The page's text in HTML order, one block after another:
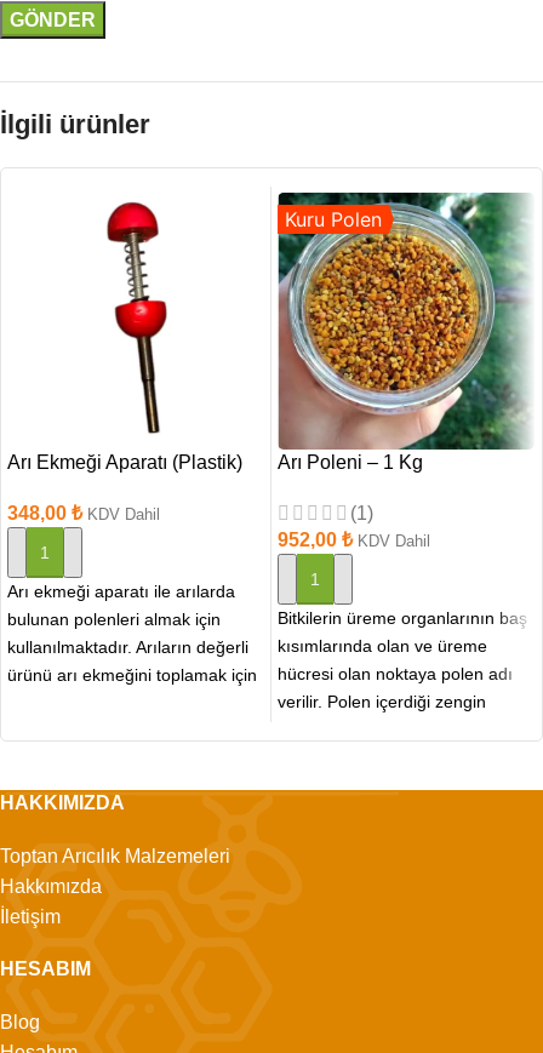
İlgili ürünler
Arı Ekmeği Aparatı (Plastik)
348,00 ₺ KDV Dahil
SEPETE EKLE
Arı ekmeği aparatı ile arılarda
bulunan polenleri almak için
kullanılmaktadır. Arıların değerli
ürünü arı ekmeğini toplamak için
Kuru Polen
Arı Poleni – 1 Kg
(1)
952,00 ₺ KDV Dahil
SEPETE EKLE
Bitkilerin üreme organlarının baş
kısımlarında olan ve üreme
hücresi olan noktaya polen adı
verilir. Polen içerdiği zengin
HAKKIMIZDA
Toptan Arıcılık Malzemeleri
Hakkımızda
İletişim
HESABIM
Blog